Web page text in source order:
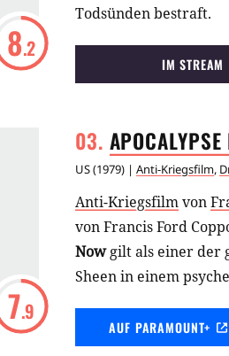
8.2
Todsünden bestraft.
IM STREAM
APOCALYPSE
US(1979) | Anti-Kriegsfilm,
7.9
Anti-Kriegsfilmvon
von Francis Ford
Nowgilt als einer der
Sheen in einem
AUF PARAMOUNT+